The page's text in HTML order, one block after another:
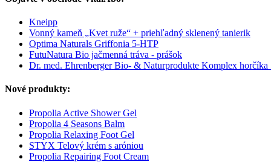
Kneipp
Vonný kameň „Kvet ruže“ + priehľadný sklenený tanierik
Optima Naturals Griffonia 5-HTP
FutuNatura Bio jačmenná tráva - prášok
Dr. med. Ehrenberger Bio- & Naturprodukte Komplex horčíka
Nové produkty:
Propolia Active Shower Gel
Propolia 4 Seasons Balm
Propolia Relaxing Foot Gel
STYX Telový krém s aróniou
Propolia Repairing Foot Cream